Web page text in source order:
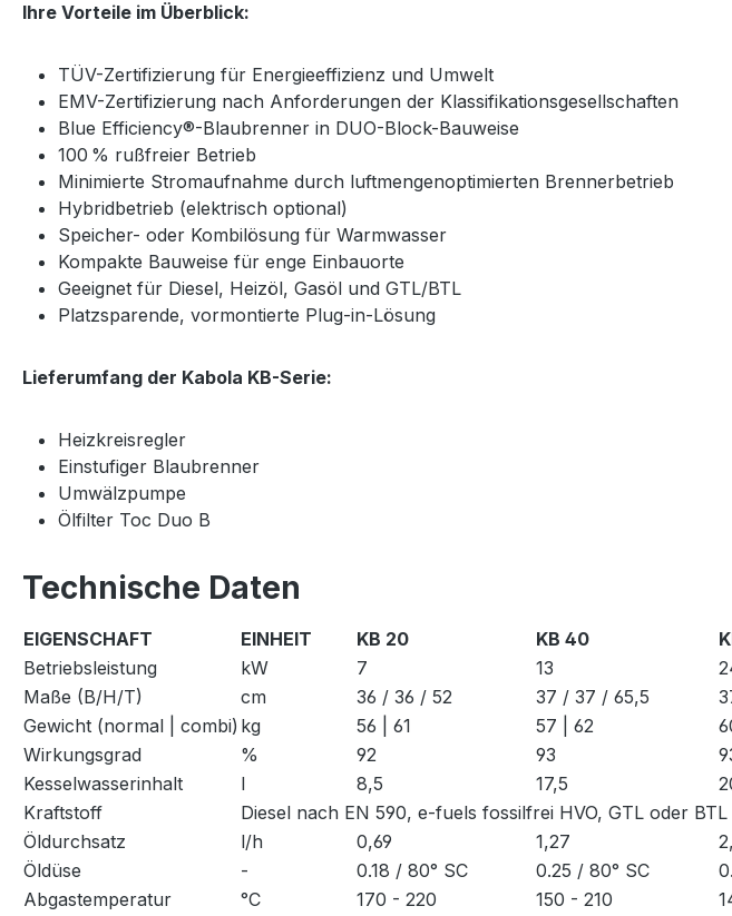
Ihre Vorteile im Überblick:
TÜV-Zertifizierung für Energieeffizienz und Umwelt
EMV-Zertifizierung nach Anforderungen der Klassifikationsgesellschaften
Blue Efficiency®-Blaubrenner in DUO-Block-Bauweise
100 % rußfreier Betrieb
Minimierte Stromaufnahme durch luftmengenoptimierten Brennerbetrieb
Hybridbetrieb (elektrisch optional)
Speicher- oder Kombilösung für Warmwasser
Kompakte Bauweise für enge Einbauorte
Geeignet für Diesel, Heizöl, Gasöl und GTL/BTL
Platzsparende, vormontierte Plug-in-Lösung
Lieferumfang der Kabola KB-Serie:
Heizkreisregler
Einstufiger Blaubrenner
Umwälzpumpe
Ölfilter Toc Duo B
Technische Daten
EIGENSCHAFT EINHEIT KB 20 KB 40
Betriebsleistung
kW 7 13
Maße (B/H/T)
cm 36 / 36 / 52 37 / 37 / 65,5
Gewicht (normal | combi) kg 56 | 61 57 | 62
Wirkungsgrad
% 92 93
Kesselwasserinhalt
l 8,5 17,5
Kraftstoff
Diesel nach EN 590, e-fuels fossilfrei HVO, GTL oder
Öldurchsatz
l/h 0,69 1,27
Öldüse
- 0.18 / 80° SC 0.25 / 80° SC
Abgastemperatur
°C 170 - 220 150 - 210